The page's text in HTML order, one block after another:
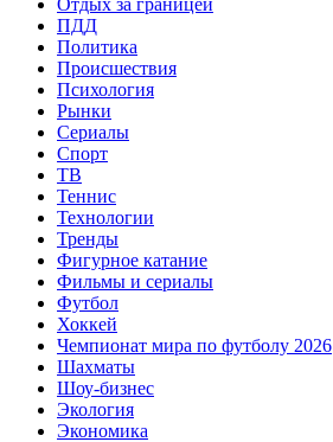
ПДД
Политика
Происшествия
Психология
Рынки
Сериалы
Спорт
ТВ
Теннис
Технологии
Тренды
Фигурное катание
Фильмы и сериалы
Футбол
Хоккей
Чемпионат мира по футболу 2026
Шахматы
Шоу-бизнес
Экология
Экономика